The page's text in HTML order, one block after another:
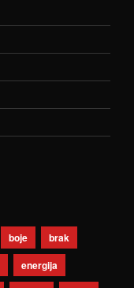
boje
brak
energija